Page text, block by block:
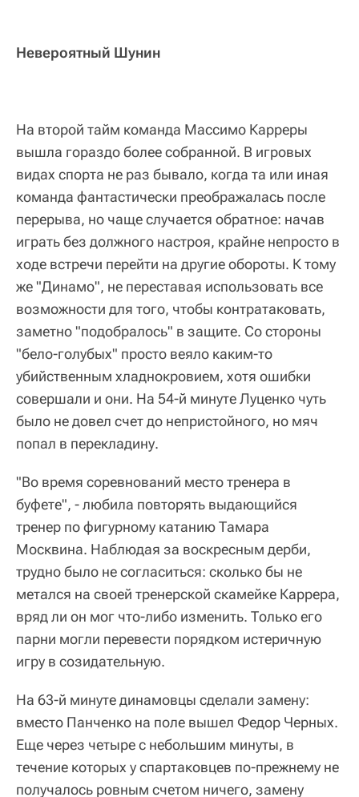
Невероятный Шунин
На второй тайм команда Массимо Карреры
вышла гораздо более собранной. В игровых
видах спорта не раз бывало, когда та или иная
команда фантастически преображалась после
перерыва, но чаще случается обратное: начав
играть без должного настроя, крайне непросто в
ходе встречи перейти на другие обороты. К тому
же "Динамо", не переставая использовать все
возможности для того, чтобы контратаковать,
заметно "подобралось" в защите. Со стороны
"бело-голубых" просто веяло каким-то
убийственным хладнокровием, хотя ошибки
совершали и они. На 54-й минуте Луценко чуть
было не довел счет до непристойного, но мяч
попал в перекладину.
"Во время соревнований место тренера в
буфете", - любила повторять выдающийся
тренер по фигурному катанию Тамара
Москвина. Наблюдая за воскресным дерби,
трудно было не согласиться: сколько бы не
метался на своей тренерской скамейке Каррера,
вряд ли он мог что-либо изменить. Только его
парни могли перевести порядком истеричную
игру в созидательную.
На 63-й минуте динамовцы сделали замену:
вместо Панченко на поле вышел Федор Черных.
Еще через четыре с небольшим минуты, в
течение которых у спартаковцев по-прежнему не
получалось ровным счетом ничего, замену